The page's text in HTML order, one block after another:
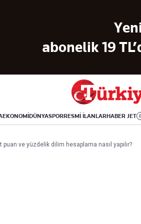
abonelik 19
EKONOMİDÜNYASPORRESMİ İLANLARHABER JET
Amerika
İsrail-Gazze
Yemek
Aktüel
puan ve yüzdelik dilim hesaplama nasıl yapılır?